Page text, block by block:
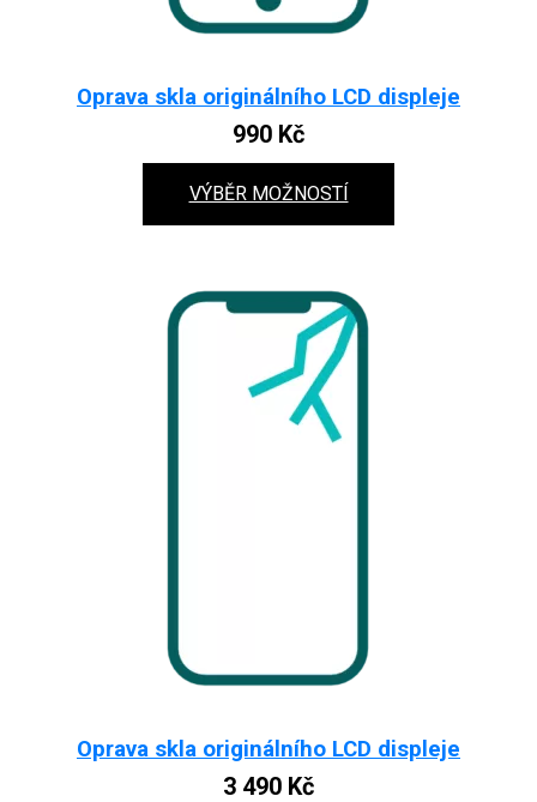
Oprava skla originálního LCD displeje
990 Kč
VÝBĚR MOŽNOSTÍ
Oprava skla originálního LCD displeje
3 490 Kč